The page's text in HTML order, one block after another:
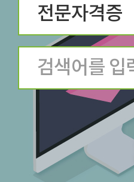
전문자격증